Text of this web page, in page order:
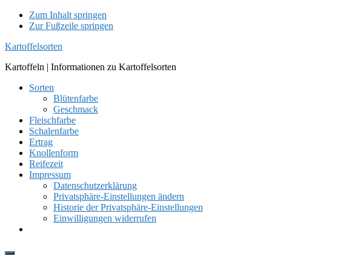
Zum Inhalt springen
Zur Fußzeile springen
Kartoffelsorten
Kartoffeln | Informationen zu Kartoffelsorten
Sorten
Blütenfarbe
Geschmack
Fleischfarbe
Schalenfarbe
Ertrag
Knollenform
Reifezeit
Impressum
Datenschutzerklärung
Privatsphäre-Einstellungen ändern
Historie der Privatsphäre-Einstellungen
Einwilligungen widerrufen
Show